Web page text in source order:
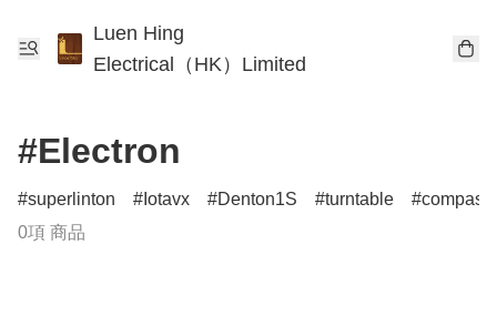
Luen Hing
Electrical（HK）Limited
#Electron
superlinton Iotavx Denton1S turntable
compass
0項 商品